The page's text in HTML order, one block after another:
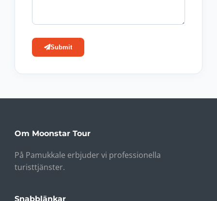
Submit
Om Moonstar Tour
På Pamukkale erbjuder vi professionella
turisttjänster.
Snabblänkar